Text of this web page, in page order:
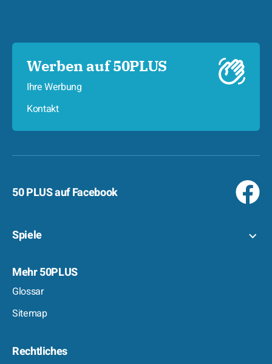
Werben auf 50PLUS
Ihre Werbung
Kontakt
50 PLUS auf Facebook
Spiele
Mehr 50PLUS
Glossar
Sitemap
Rechtliches